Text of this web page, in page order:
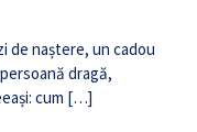
de naștere, un cadou
dragă,
cum […]